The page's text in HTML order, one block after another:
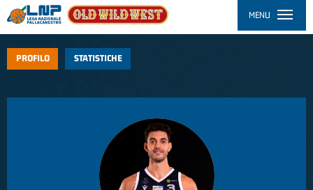
MENU
PROFILO STATISTICHE